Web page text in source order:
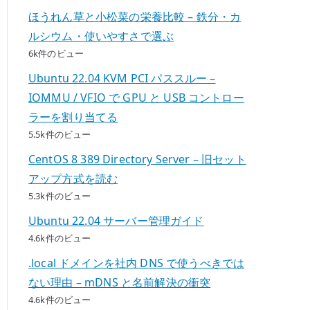
ほうれん草と小松菜の栄養比較 – 鉄分・カ
ルシウム・使いやすさで選ぶ
6k件のビュー
Ubuntu 22.04 KVM PCI パススルー –
IOMMU / VFIO で GPU と USB コントロー
ラーを割り当てる
5.5k件のビュー
CentOS 8 389 Directory Server – 旧セット
アップ方式を読む
5.3k件のビュー
Ubuntu 22.04 サーバー管理ガイド
4.6k件のビュー
.local ドメインを社内 DNS で使うべきでは
ない理由 – mDNS と名前解決の衝突
4.6k件のビュー